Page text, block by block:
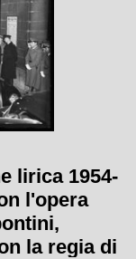
lirica 1954-
l'opera
la regia di